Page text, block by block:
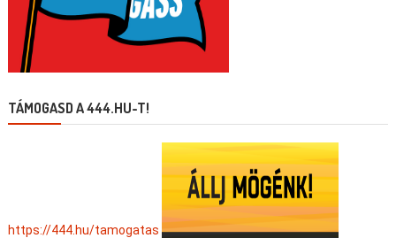
TÁMOGASD A 444.HU-T!
https://444.hu/tamogatas